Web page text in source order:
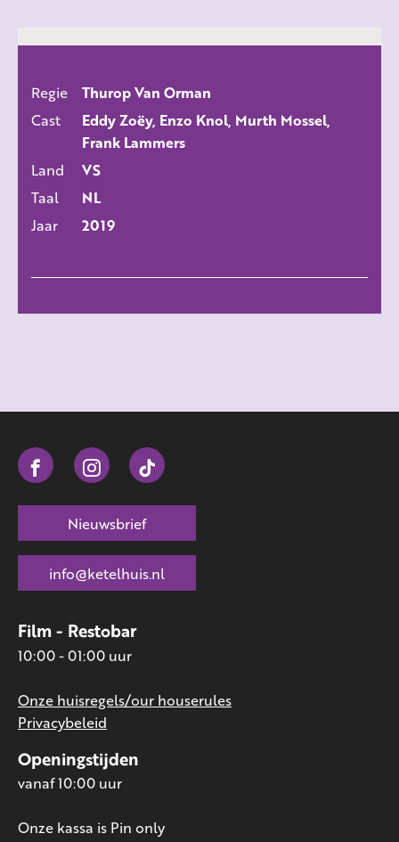
Regie
Thurop Van Orman
Cast
Eddy Zoëy, Enzo Knol, Murth Mossel,
Frank Lammers
Land
VS
Taal
NL
Jaar
2019
Openingstijden
vanaf 10:00 uur
Onze kassa is Pin only
Film - Restobar
10:00 - 01:00 uur
Onze huisregels/our houserules
Privacybeleid
Nieuwsbrief
info@ketelhuis.nl